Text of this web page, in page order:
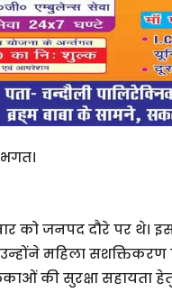
को जनपद दौरे पर थे।
महिला सशक्तिकरण
की सुरक्षा